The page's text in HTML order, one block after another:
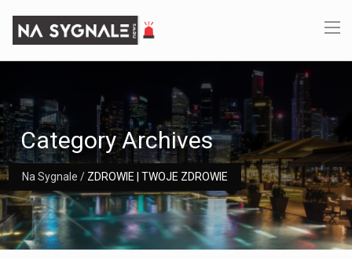
Na Sygnale / ZDROWIE | TWOJE ZDROWIE
Category Archives